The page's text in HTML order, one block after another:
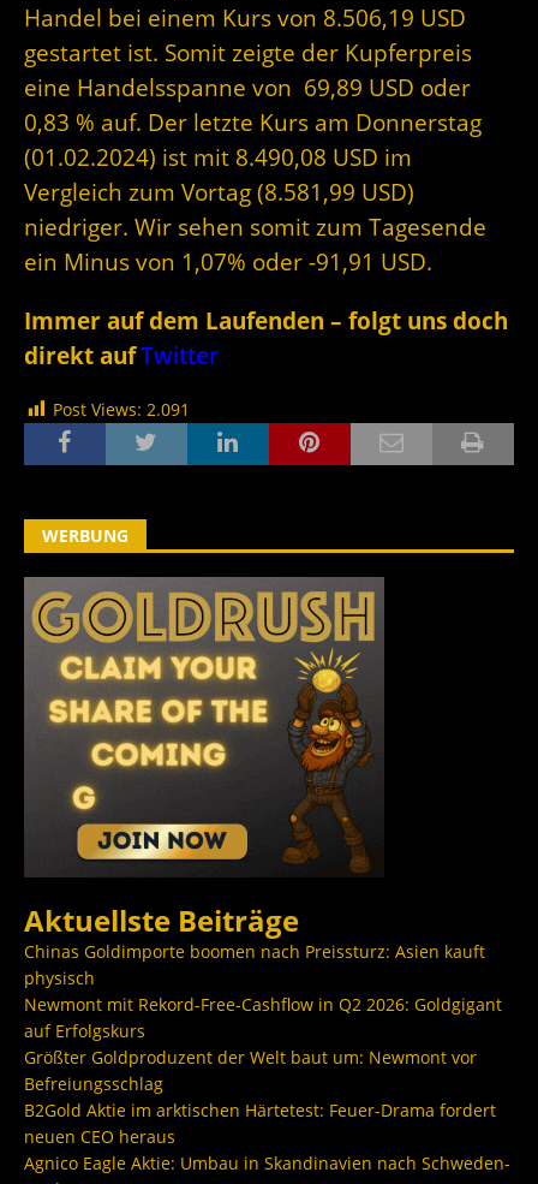
Handel bei einem Kurs von 8.506,19 USD
gestartet ist. Somit zeigte der Kupferpreis
eine Handelsspanne von 69,89 USD oder
0,83 % auf. Der letzte Kurs am Donnerstag
(01.02.2024) ist mit 8.490,08 USD im
Vergleich zum Vortag (8.581,99 USD)
niedriger. Wir sehen somit zum Tagesende
ein Minus von 1,07% oder -91,91 USD.
Immer auf dem Laufenden – folgt uns doch
direkt aufTwitter
Post Views: 2.091
WERBUNG
Aktuellste Beiträge
Chinas Goldimporte boomen nach Preissturz: Asien kauft
physisch
Newmont mit Rekord-Free-Cashflow in Q2 2026: Goldgigant
auf Erfolgskurs
Größter Goldproduzent der Welt baut um: Newmont vor
Befreiungsschlag
B2Gold Aktie im arktischen Härtetest: Feuer-Drama fordert
neuen CEO heraus
Agnico Eagle Aktie: Umbau in Skandinavien nach Schweden-